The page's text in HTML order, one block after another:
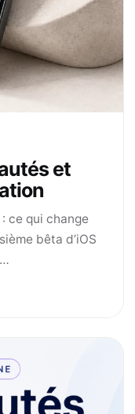
et
ce qui change
bêta d’iOS